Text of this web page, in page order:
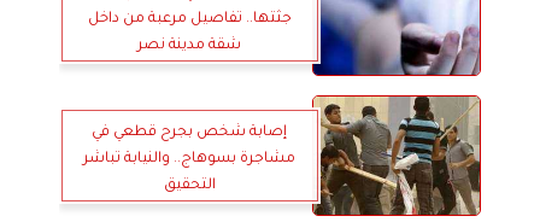
جثتها.. تفاصيل مرعبة من داخل
شقة مدينة نصر
إصابة شخص بجرح قطعي في
مشاجرة بسوهاج.. والنيابة تباشر
التحقيق